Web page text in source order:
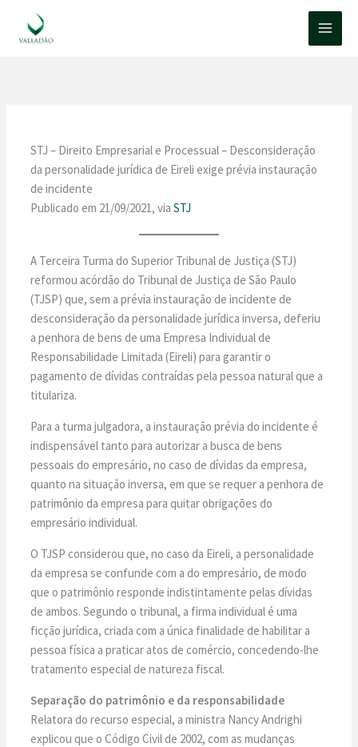
STJ – Direito Empresarial e Processual – Desconsideração
da personalidade jurídica de Eireli exige prévia instauração
de incidente
Publicado em 21/09/2021, viaSTJ
A Terceira Turma do Superior Tribunal de Justiça (STJ)
reformou acórdão do Tribunal de Justiça de São Paulo
(TJSP) que, sem a prévia instauração de incidente de
desconsideração da personalidade jurídica inversa, deferiu
a penhora de bens de uma Empresa Individual de
Responsabilidade Limitada (Eireli) para garantir o
pagamento de dívidas contraídas pela pessoa natural que a
titulariza.
Para a turma julgadora, a instauração prévia do incidente é
indispensável tanto para autorizar a busca de bens
pessoais do empresário, no caso de dívidas da empresa,
quanto na situação inversa, em que se requer a penhora de
patrimônio da empresa para quitar obrigações do
empresário individual.
O TJSP considerou que, no caso da Eireli, a personalidade
da empresa se confunde com a do empresário, de modo
que o patrimônio responde indistintamente pelas dívidas
de ambos. Segundo o tribunal, a firma individual é uma
ficção jurídica, criada com a única finalidade de habilitar a
pessoa física a praticar atos de comércio, concedendo-lhe
tratamento especial de natureza fiscal.
Separação do patrimônio e da responsabilidade
Relatora do recurso especial, a ministra Nancy Andrighi
explicou que o Código Civil de 2002, com as mudanças